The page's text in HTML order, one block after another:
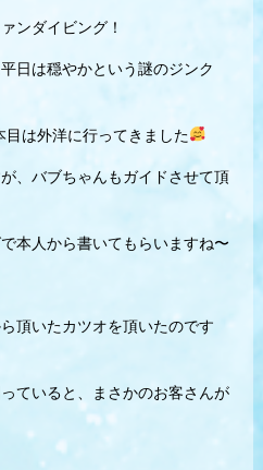
ンダイビング！
日は穏やかという謎のジンク
目は外洋に行ってきました
、バブちゃんもガイドさせて頂
本人から書いてもらいますね〜
頂いたカツオを頂いたのです
ていると、まさかのお客さんが